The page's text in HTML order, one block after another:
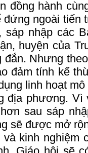
đồng hành
ngoài tiến
nhập các
huyện của
Nhưng
đảm tính kế
linh hoạt
địa phương. Vì
sau sáp
sẽ được mở
kinh nghiệm